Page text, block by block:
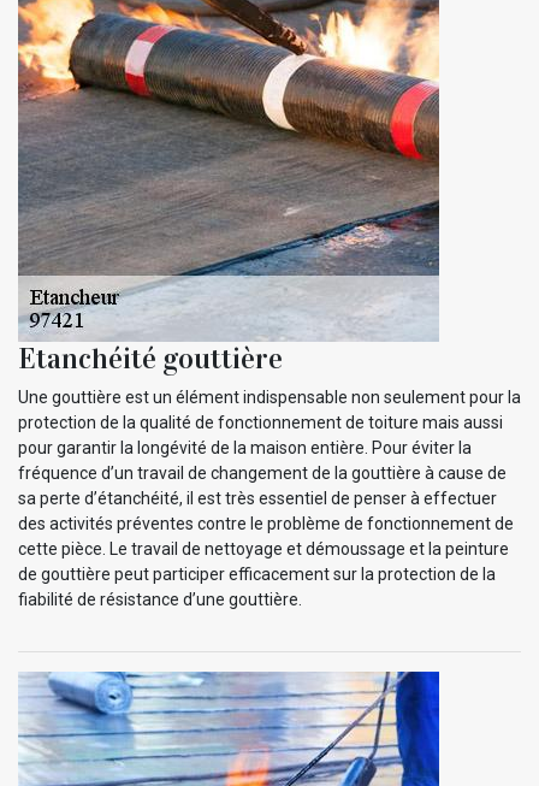
Etanchéité gouttière
Une gouttière est un élément indispensable non seulement pour la
protection de la qualité de fonctionnement de toiture mais aussi
pour garantir la longévité de la maison entière. Pour éviter la
fréquence d’un travail de changement de la gouttière à cause de
sa perte d’étanchéité, il est très essentiel de penser à effectuer
des activités préventes contre le problème de fonctionnement de
cette pièce. Le travail de nettoyage et démoussage et la peinture
de gouttière peut participer efficacement sur la protection de la
fiabilité de résistance d’une gouttière.